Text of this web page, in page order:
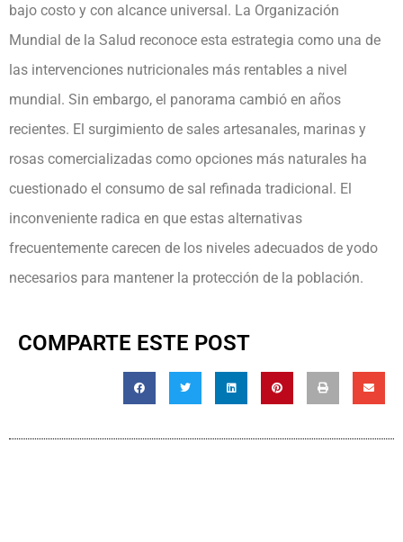
bajo costo y con alcance universal. La Organización
Mundial de la Salud reconoce esta estrategia como una de
las intervenciones nutricionales más rentables a nivel
mundial. Sin embargo, el panorama cambió en años
recientes. El surgimiento de sales artesanales, marinas y
rosas comercializadas como opciones más naturales ha
cuestionado el consumo de sal refinada tradicional. El
inconveniente radica en que estas alternativas
frecuentemente carecen de los niveles adecuados de yodo
necesarios para mantener la protección de la población.
COMPARTE ESTE POST